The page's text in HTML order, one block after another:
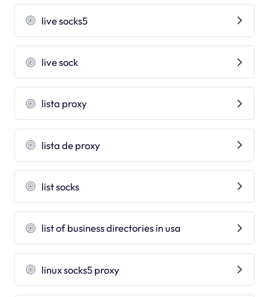
live socks5
live sock
lista proxy
lista de proxy
list socks
list of business directories in usa
linux socks5 proxy